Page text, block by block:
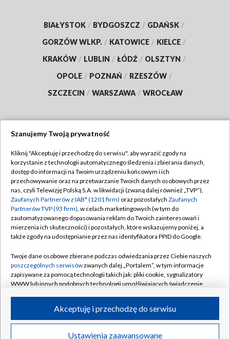
BIAŁYSTOK / BYDGOSZCZ / GDAŃSK /
GORZÓW WLKP. / KATOWICE / KIELCE /
KRAKÓW / LUBLIN / ŁÓDŹ / OLSZTYN /
OPOLE / POZNAŃ / RZESZÓW /
SZCZECIN / WARSZAWA / WROCŁAW
TVP
Abonament TVP
Emisja w TVP
Centrum informacji TVP
Naziemna Telewizja Cyfrowa
Rada Programowa
System NOS
Informacje o nadawcy
Program dla prasy
Regulamin TVP
Polityka prywatności
Moje zgody
Pomoc
Kontakt
Kanały
©2026 Telewizja Polska S.A. w likwidacji
Szanujemy Twoją prywatność
Kliknij "Akceptuję i przechodzę do serwisu", aby wyrazić zgody na
korzystanie z technologii automatycznego śledzenia i zbierania danych,
dostęp do informacji na Twoim urządzeniu końcowym i ich
przechowywanie oraz na przetwarzanie Twoich danych osobowych przez
nas, czyli Telewizję Polską S.A. w likwidacji (zwaną dalej również „TVP”),
Zaufanych Partnerów z IAB* (1201 firm) oraz pozostałych Zaufanych
Partnerów TVP (93 firm), w celach marketingowych (w tym do
zautomatyzowanego dopasowania reklam do Twoich zainteresowań i
mierzenia ich skuteczności) i pozostałych, które wskazujemy poniżej, a
także zgody na udostępnianie przez nas identyfikatora PPID do Google.
Twoje dane osobowe zbierane podczas odwiedzania przez Ciebie naszych
poszczególnych serwisówzwanych dalej „Portalem”, w tym informacje
zapisywane za pomocą technologii takich jak: pliki cookie, sygnalizatory
WWW lub innych podobnych technologii umożliwiających świadczenie
ruchu w Internecie.
Twoje dane osobowe zbierane podczas odwiedzania przez Ciebie
Ustawienia zaawansowane
Akceptuję i przechodzę do serwisu